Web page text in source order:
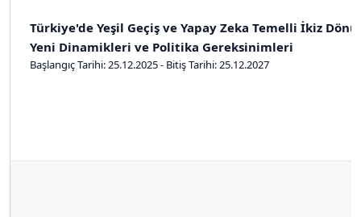
Türkiye'de Yeşil Geçiş ve Yapay Zeka Temelli İkiz
Yeni Dinamikleri ve Politika Gereksinimleri
Başlangıç Tarihi: 25.12.2025 - Bitiş Tarihi: 25.12.2027